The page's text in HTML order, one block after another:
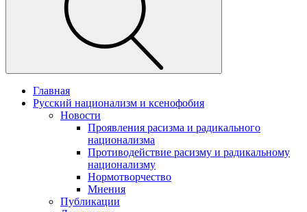
Главная
Русский национализм и ксенофобия
Новости
Проявления расизма и радикального
национализма
Противодействие расизму и радикальному
национализму
Нормотворчество
Мнения
Публикации